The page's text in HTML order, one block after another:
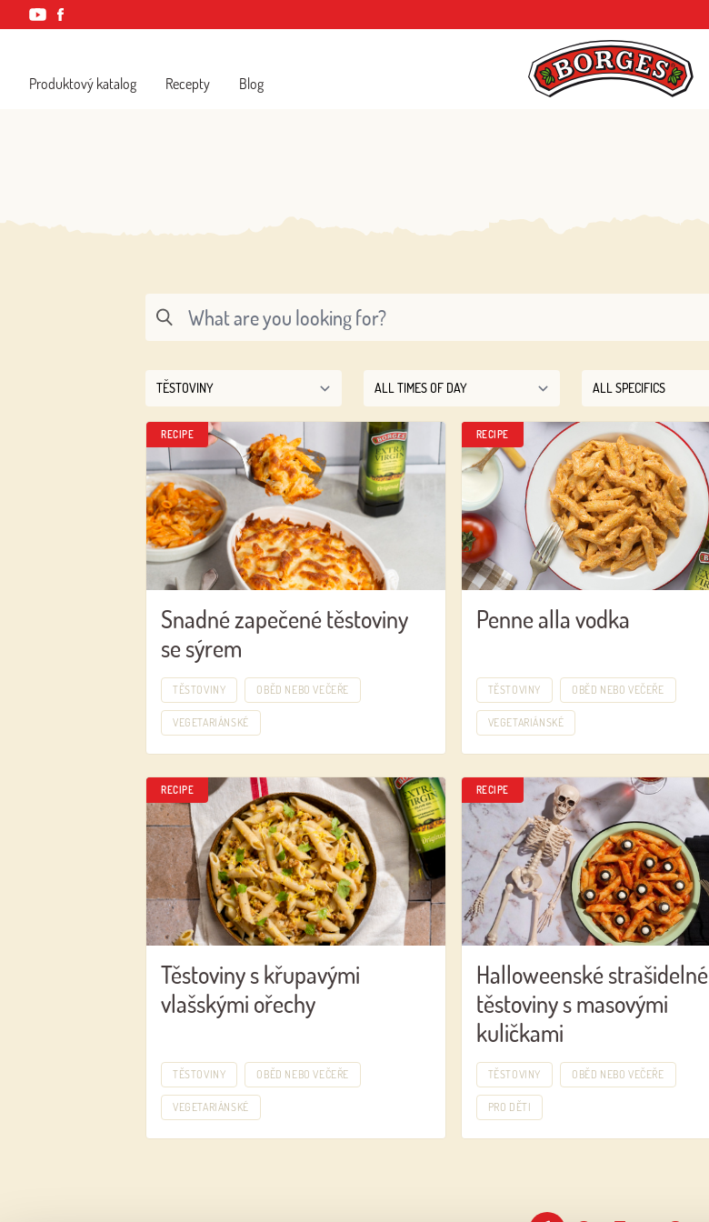
Produktový katalog Recepty Blog
RECIPE
Snadné zapečené těstoviny
se sýrem
TĚSTOVINY OBĚD NEBO VEČEŘE
VEGETARIÁNSKÉ
RECIPE
Penne alla vodka
TĚSTOVINY OBĚD NEBO VEČEŘE
VEGETARIÁNSKÉ
RECIPE
Těstoviny s křupavými
vlašskými ořechy
TĚSTOVINY OBĚD NEBO VEČEŘE
VEGETARIÁNSKÉ
RECIPE
Halloweenské strašidelné
těstoviny s masovými
kuličkami
TĚSTOVINY OBĚD NEBO VEČEŘE
PRO DĚTI
Log in with Facebook
OR WITH YOUR EMAIL ADDRESS